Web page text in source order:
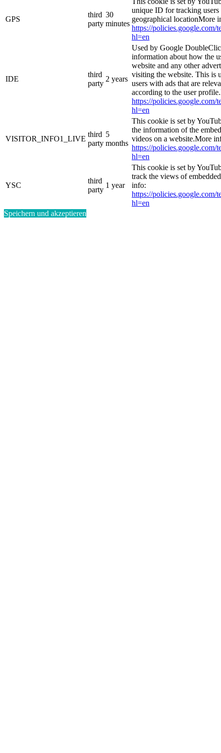
GPS
third
party
30
minutes
unique ID for tracking users
geographical locationMore
https://policies.google.com/
hl=en
IDE
third
party
2 years
Used by Google
information about how the
website and any other
visiting the website. This is
users with ads that are
according to the user
https://policies.google.com/
hl=en
VISITOR_INFO1_LIVE
third
party
5
months
This cookie is set by
the information of the
videos on a website.More
https://policies.google.com/
hl=en
YSC
third
party
1 year
This cookie is set by
track the views of
info:
https://policies.google.com/
hl=en
Speichern und akzeptieren